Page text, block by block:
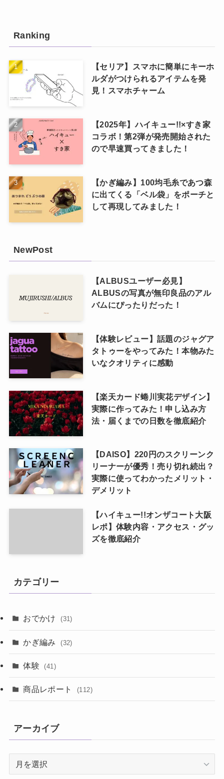
Ranking
【セリア】スマホに簡単にキーホ
ルダがつけられるアイテムを発
見！スマホチャーム
【2025年】ハイキュー!!×すき家
コラボ！第2弾が発売開始された
ので早速買ってきました！
【かぎ編み】100均毛糸であつ森
に出てくる「ベル袋」をポーチと
して再現してみました！
NewPost
【ALBUSユーザー必見】
ALBUSの写真が無印良品のアル
バムにぴったりだった！
【体験レビュー】話題のジャグア
タトゥーをやってみた！本物みた
いなクオリティに感動
【楽天カード蜷川実花デザイン】
実際に作ってみた！申し込み方
法・届くまでの日数を徹底紹介
【DAISO】220円のスクリーンク
リーナーが優秀！売り切れ続出？
実際に使ってわかったメリット・
デメリット
【ハイキュー!!オンザコート大阪
レポ】体験内容・アクセス・グッ
ズを徹底紹介
カテゴリー
おでかけ (31)
かぎ編み (32)
体験 (41)
商品レポート (112)
アーカイブ